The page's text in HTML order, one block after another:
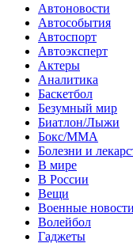
Автоновости
Автособытия
Автоспорт
Автоэксперт
Актеры
Аналитика
Баскетбол
Безумный мир
Биатлон/Лыжи
Бокс/MMA
Болезни и
В мире
В России
Вещи
Военные новости
Волейбол
Гаджеты